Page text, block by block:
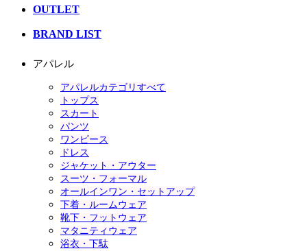
OUTLET
BRAND LIST
アパレル
アパレルカテゴリすべて
トップス
スカート
パンツ
ワンピース
ドレス
ジャケット・アウター
スーツ・フォーマル
オールインワン・セットアップ
下着・ルームウェア
靴下・フットウェア
マタニティウェア
浴衣・下駄